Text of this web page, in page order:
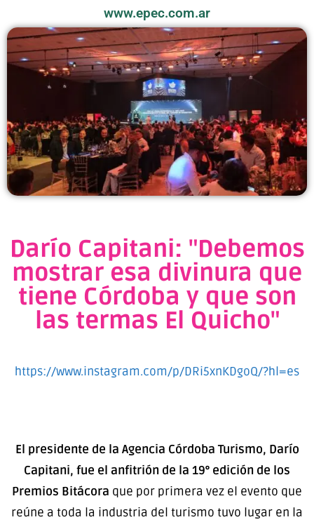
www.epec.com.ar
Darío Capitani: "Debemos
mostrar esa divinura que
tiene Córdoba y que son
las termas El Quicho"
https://www.instagram.com/p/DRi5xnKDgoQ/?hl=es
El presidente de la Agencia Córdoba Turismo, Darío
Capitani, fue el anfitrión de la 19° edición de los
Premios Bitácora que por primera vez el evento que
reúne a toda la industria del turismo tuvo lugar en la